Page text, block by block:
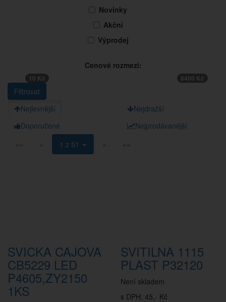
Novinky
Akční
Výprodej
Cenové rozmezí:
10 Kč 8400 Kč
Nejlevnější
Nejdražší
Doporučené
Nejprodávanější
««
« 1 z 51 » »»
SVICKA CAJOVA
CB5229 LED
P4605,ZY2150
1KS
SVITILNA 1115
PLAST P32120
Není skladem
s DPH: 45,- Kč